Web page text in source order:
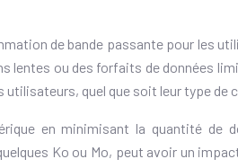
de bande passante pour les
lentes ou des forfaits de données
quel que soit leur type de
en minimisant la quantité
Ko ou Mo, peut avoir un